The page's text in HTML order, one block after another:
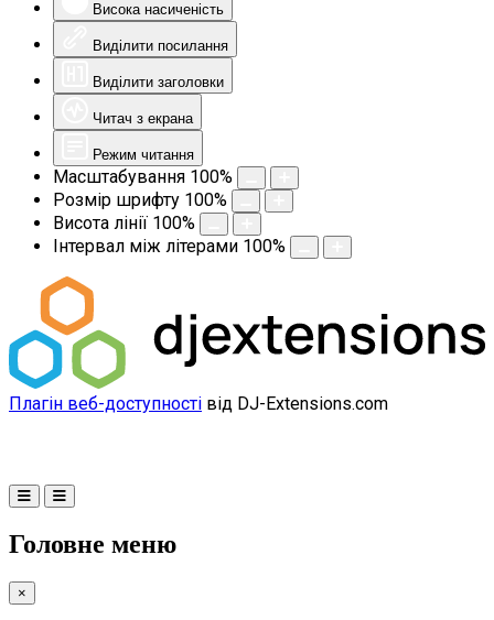
Висока насиченість
Виділити посилання
Виділити заголовки
Читач з екрана
Режим читання
Масштабування 100%
Розмір шрифту 100%
Висота лінії 100%
Інтервал між літерами 100%
Плагін веб-доступності від DJ-Extensions.com
Головне меню
×